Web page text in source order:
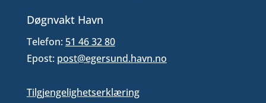
Døgnvakt Havn
Telefon: 51 46 32 80
Epost: post@egersund.havn.no
Tilgjengelighetserklæring